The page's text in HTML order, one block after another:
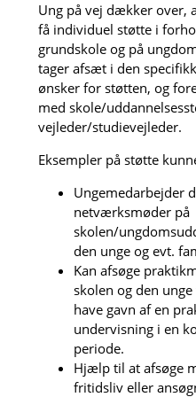
Ung på vej dækker over,
få individuel støtte i
grundskole og på
tager afsæt i den
ønsker for støtten, og
med skole/
vejleder/studievejleder.
Eksempler på støtte
Ungemedarbejder
netværksmøder på
skolen/
den unge og evt.
Kan afsøge
skolen og den
have gavn af en
undervisning i en
periode.
Hjælp til at afsøge
fritidsliv eller